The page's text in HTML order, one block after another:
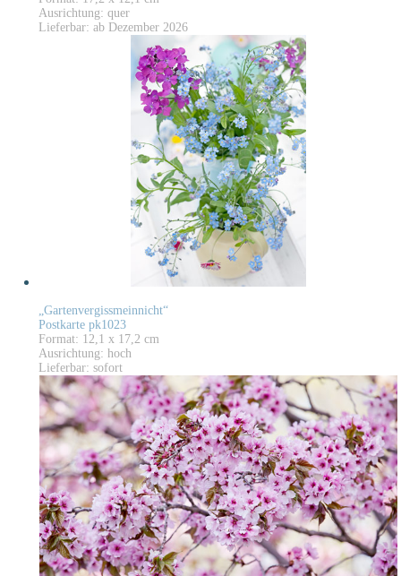
Ausrichtung: quer
Lieferbar: ab Dezember 2026
„Gartenvergissmeinnicht“
Postkarte pk1023
Format: 12,1 x 17,2 cm
Ausrichtung: hoch
Lieferbar: sofort